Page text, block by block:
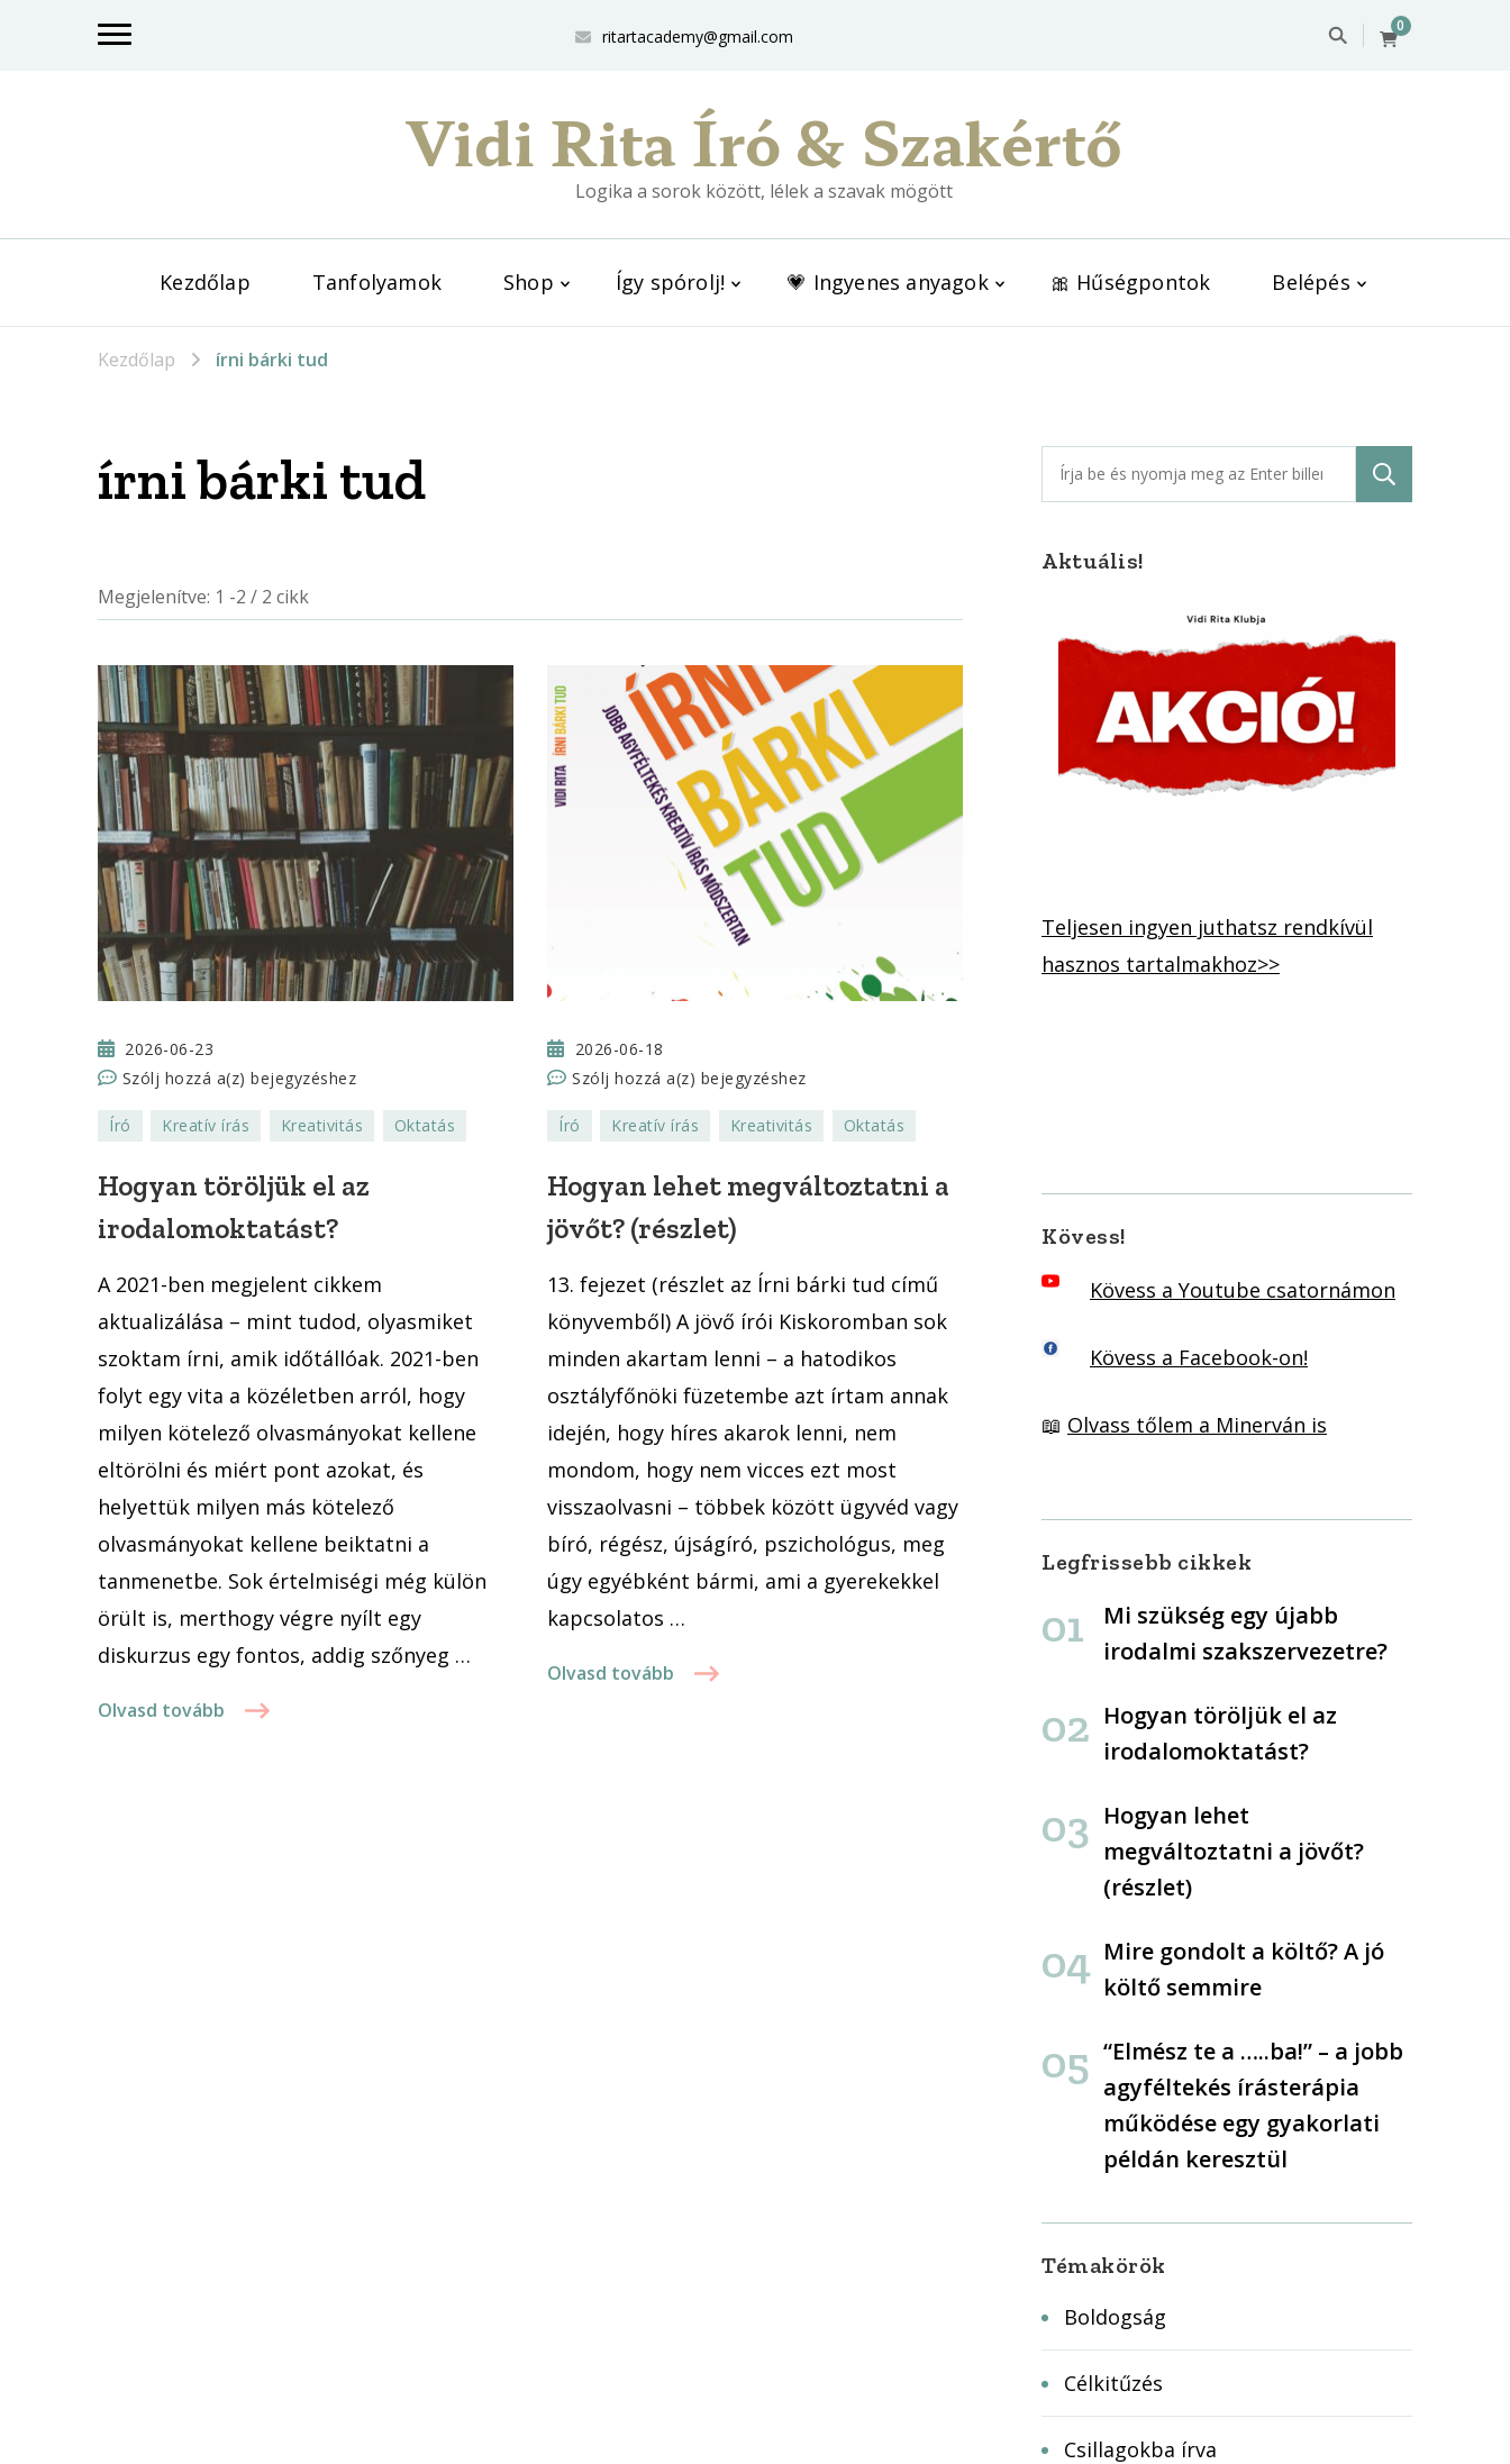
ritartacademy@gmail.com
0
Vidi Rita Író & Szakértő
Logika a sorok között, lélek a szavak mögött
Kezdőlap Tanfolyamok Shop Így spórolj! 💗 Ingyenes anyagok 🎀 Hűségpontok Belépés
Kezdőlap írni bárki tud
írni bárki tud
Megjelenítve: 1 -2 / 2 cikk
2026-06-23
Szólj hozzá a(z)Hogyan
irodalomoktatást?
bejegyzéshez
Író Kreatív írás Kreativitás Oktatás
Hogyan töröljük el az
irodalomoktatást?
A 2021-ben megjelent cikkem
aktualizálása – mint tudod, olyasmiket
szoktam írni, amik időtállóak. 2021-ben
folyt egy vita a közéletben arról, hogy
milyen kötelező olvasmányokat kellene
eltörölni és miért pont azokat, és
helyettük milyen más kötelező
olvasmányokat kellene beiktatni a
tanmenetbe. Sok értelmiségi még külön
örült is, merthogy végre nyílt egy
diskurzus egy fontos, addig szőnyeg …
Olvasd tovább
2026-06-18
Szólj hozzá a(z) Hogyan
megváltoztatni
jövőt?
(részlet)
bejegyzéshez
Író Kreatív írás Kreativitás Oktatás
Hogyan lehet megváltoztatni a
jövőt? (részlet)
13. fejezet (részlet az Írni bárki tud című
könyvemből) A jövő írói Kiskoromban sok
minden akartam lenni – a hatodikos
osztályfőnöki füzetembe azt írtam annak
idején, hogy híres akarok lenni, nem
mondom, hogy nem vicces ezt most
visszaolvasni – többek között ügyvéd vagy
bíró, régész, újságíró, pszichológus, meg
úgy egyébként bármi, ami a gyerekekkel
kapcsolatos …
Olvasd tovább
Keresés:
Aktuális!
Teljesen ingyen juthatsz rendkívül
hasznos tartalmakhoz>>
Kövess!
Kövess a Youtube csatornámon
Kövess a Facebook-on!
📖 Olvass tőlem a Minerván is
Legfrissebb cikkek
Mi szükség egy újabb
irodalmi szakszervezetre?
Hogyan töröljük el az
irodalomoktatást?
Hogyan lehet
megváltoztatni a jövőt?
(részlet)
Mire gondolt a költő? A jó
költő semmire
“Elmész te a …..ba!” – a jobb
agyféltekés írásterápia
működése egy gyakorlati
példán keresztül
Témakörök
Boldogság
Célkitűzés
Csillagokba írva